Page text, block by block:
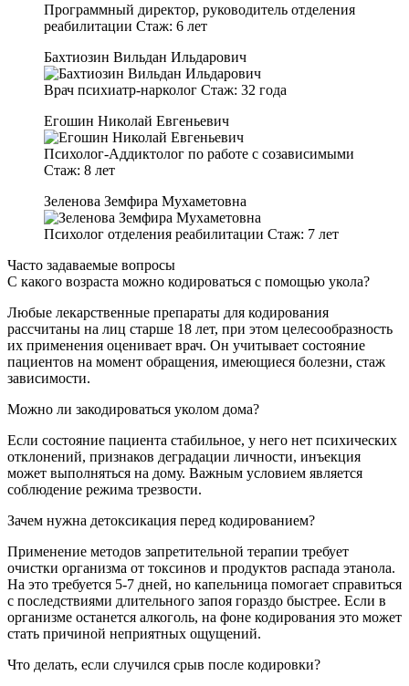
Программный директор, руководитель отделения
реабилитации Стаж: 6 лет
Бахтиозин Вильдан Ильдарович
Врач психиатр-нарколог Стаж: 32 года
Егошин Николай Евгеньевич
Психолог-Аддиктолог по работе с созависимыми
Стаж: 8 лет
Зеленова Земфира Мухаметовна
Психолог отделения реабилитации Стаж: 7 лет
Часто задаваемые вопросы
С какого возраста можно кодироваться с помощью укола?
Любые лекарственные препараты для кодирования
рассчитаны на лиц старше 18 лет, при этом целесообразность
их применения оценивает врач. Он учитывает состояние
пациентов на момент обращения, имеющиеся болезни, стаж
зависимости.
Можно ли закодироваться уколом дома?
Если состояние пациента стабильное, у него нет психических
отклонений, признаков деградации личности, инъекция
может выполняться на дому. Важным условием является
соблюдение режима трезвости.
Зачем нужна детоксикация перед кодированием?
Применение методов запретительной терапии требует
очистки организма от токсинов и продуктов распада этанола.
На это требуется 5-7 дней, но капельница помогает справиться
с последствиями длительного запоя гораздо быстрее. Если в
организме останется алкоголь, на фоне кодирования это может
стать причиной неприятных ощущений.
Что делать, если случился срыв после кодировки?